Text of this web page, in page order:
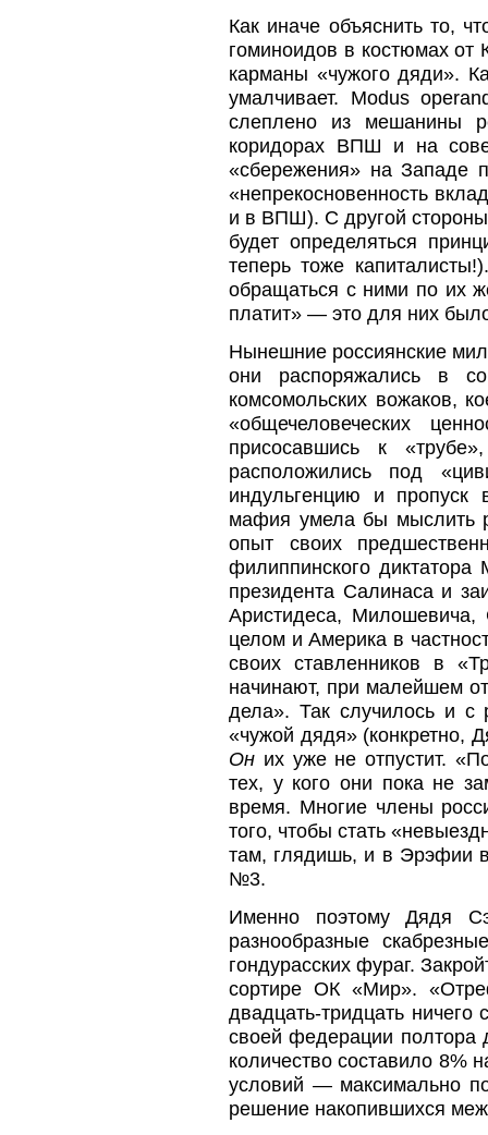
Как иначе объяснить то,
гоминоидов в костюмах
карманы «чужого дяди».
умалчивает. Мodus
слеплено из мешанины
коридорах ВПШ и на
«сбережения» на Западе
«непрекосновенность
и в ВПШ). С другой
будет определяться
теперь тоже
обращаться с ними по их
платит» — это для них
Нынешние россиянские
они распоряжались в
комсомольских вожаков,
«общечеловеческих
присосавшись к
расположились под
индульгенцию и
мафия умела бы мыслить
опыт своих
филиппинского диктатора
президента Салинаса и
Аристидеса,
целом и Америка в
своих ставленников в
начинают, при малейшем
дела». Так случилось и с
«чужой дядя» (конкретно,
Он их уже не отпустит.
тех, у кого они пока не
время. Многие члены
того, чтобы стать
там, глядишь, и в Эрэфии
№3.
Именно поэтому Дядя
разнообразные
гондурасских фураг.
сортире ОК «Мир».
двадцать-тридцать
своей федерации полтора
количество составило 8%
условий — максимально
решение накопившихся